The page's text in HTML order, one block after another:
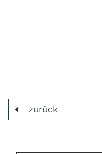
zurück